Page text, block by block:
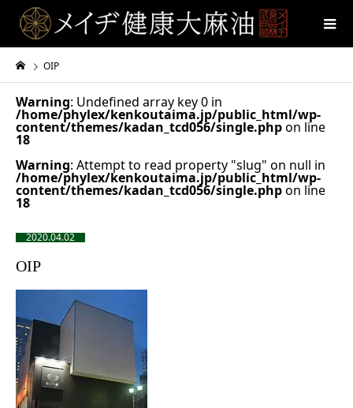
OIP
Warning: Undefined array key 0 in
/home/phylex/kenkoutaima.jp/public_html/wp-
content/themes/kadan_tcd056/single.phpon line
18
Warning: Attempt to read property "slug" on null in
/home/phylex/kenkoutaima.jp/public_html/wp-
content/themes/kadan_tcd056/single.phpon line
18
2020.04.02
OIP